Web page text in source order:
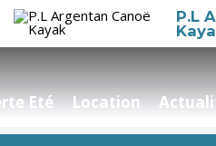
P.L
Eté Location